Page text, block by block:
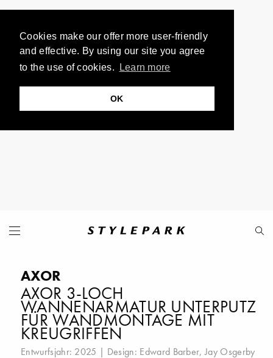
Cookies make our offer more user-friendly
and effective. By using our site you agree
to the use of cookies.
Learn more
OK
AXOR
AXOR 3-LOCH
WANNENARMATUR UNTERPUTZ
FÜR WANDMONTAGE MIT
KREUGRIFFEN
Entwurfsjahr: 2025 | Design: Edward Barber,Jay Osgerby